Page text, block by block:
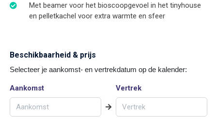
Met beamer voor het bioscoopgevoel in het tinyhouse
en pelletkachel voor extra warmte en sfeer
Beschikbaarheid & prijs
Selecteer je aankomst- en vertrekdatum op de kalender:
Aankomst Vertrek